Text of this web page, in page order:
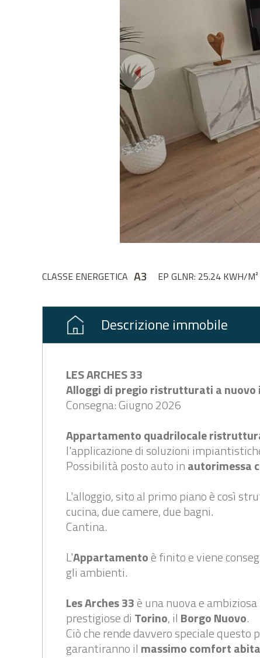
CLASSE ENERGETICA A3 EP GLNR: 25.24 KWH/M²
Descrizione immobile
LES ARCHES 33
Alloggi di pregio ristrutturati a nuovo
Consegna: Giugno 2026
Appartamentoquadrilocale
l'applicazione di soluzioni
Possibilità posto auto inautorimessa
L'alloggio, sito al primo piano è così
cucina, due camere, due bagni.
Cantina.
L'Appartamentoè finito e viene
gli ambienti.
Les Arches 33è una nuova e
prestigiose di Torino, il Borgo Nuovo.
Ciò che rende davvero speciale
garantiranno il massimo comfort